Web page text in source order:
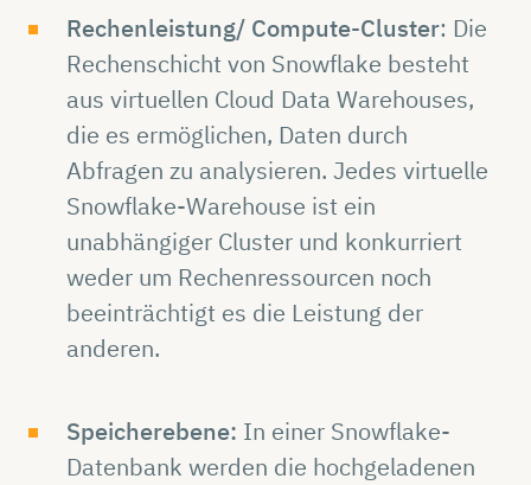
Rechenleistung/ Compute-Cluster: Die
Rechenschicht von Snowflake besteht
aus virtuellen Cloud Data Warehouses,
die es ermöglichen, Daten durch
Abfragen zu analysieren. Jedes virtuelle
Snowflake-Warehouse ist ein
unabhängiger Cluster und konkurriert
weder um Rechenressourcen noch
beeinträchtigt es die Leistung der
anderen.
Speicherebene: In einer Snowflake-
Datenbank werden die hochgeladenen